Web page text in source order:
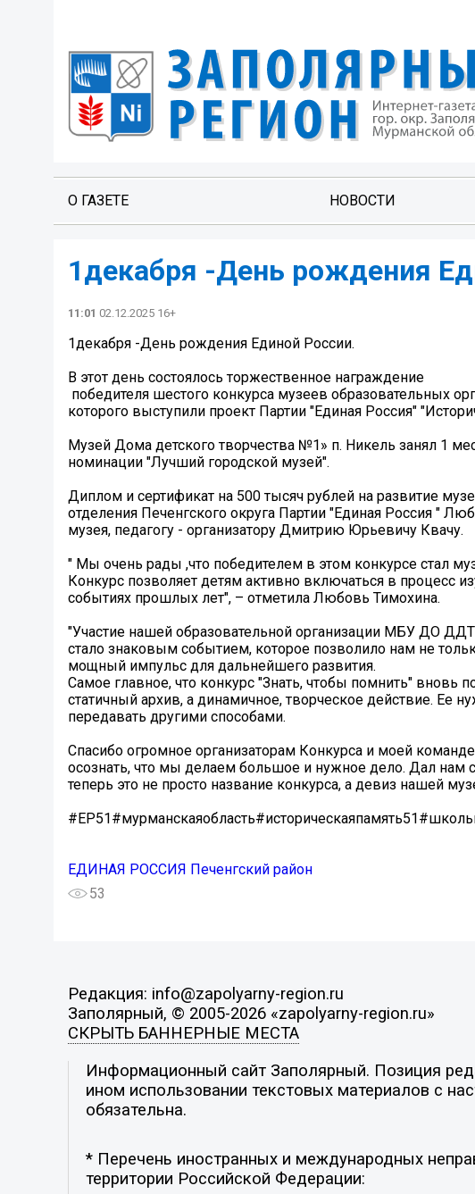
О ГАЗЕТЕ НОВОСТИ
1декабря -День рождения
11:01 02.12.2025 16+
1декабря -День рождения Единой России.
В этот день состоялось торжественное награждение
победителя шестого конкурса музеев образовательных
которого выступили проект Партии "Единая Россия"
Музей Дома детского творчества №1» п. Никель занял 1
номинации "Лучший городской музей".
Диплом и сертификат на 500 тысяч рублей на развитие
отделения Печенгского округа Партии "Единая Россия "
музея, педагогу - организатору Дмитрию Юрьевичу Квачу.
" Мы очень рады ,что победителем в этом конкурсе стал
Конкурс позволяет детям активно включаться в процесс
событиях прошлых лет", – отметила Любовь Тимохина.
"Участие нашей образовательной организации МБУ ДО
стало знаковым событием, которое позволило нам не
мощный импульс для дальнейшего развития.
Самое главное, что конкурс "Знать, чтобы помнить" вновь
статичный архив, а динамичное, творческое действие. Ее
передавать другими способами.
Спасибо огромное организаторам Конкурса и моей
осознать, что мы делаем большое и нужное дело. Дал нам
теперь это не просто название конкурса, а девиз нашей
ЕДИНАЯ РОССИЯ Печенгский район
53
Редакция: info@zapolyarny-region.ru
Заполярный, © 2005-2026 «zapolyarny-region.ru»
СКРЫТЬ БАННЕРНЫЕ МЕСТА
Информационный сайт Заполярный. Позиция
ином использовании текстовых материалов с
обязательна.
* Перечень иностранных и международных
территории Российской Федерации: